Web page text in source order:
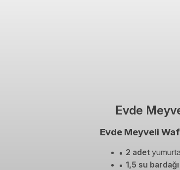
Evde
Evde Meyveli
2 adet yumurta
1,5 su bardağı